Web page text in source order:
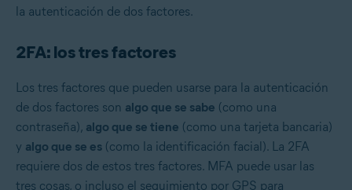
la autenticación de dos factores.
2FA: los tres factores
Los tres factores que pueden usarse para la autenticación
de dos factores son algo que se sabe (como una
contraseña), algo que se tiene (como una tarjeta bancaria)
y algo que se es (como la identificación facial). La 2FA
requiere dos de estos tres factores. MFA puede usar las
tres cosas, o incluso el seguimiento por GPS para